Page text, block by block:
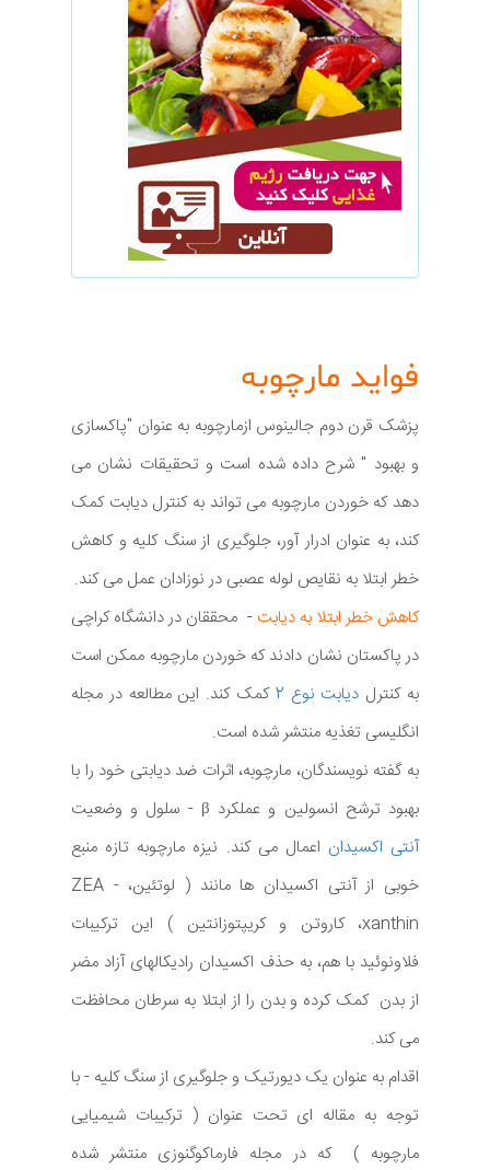
فواید مارچوبه
پزشک قرن دوم جالینوس ازمارچوبه به عنوان "پاکسازی
و بهبود " شرح داده شده است و تحقیقات نشان می
دهد که خوردن مارچوبه می تواند به کنترل دیابت کمک
کند، به عنوان ادرار آور، جلوگیری از سنگ کلیه و کاهش
خطر ابتلا به نقایص لوله عصبی در نوزادان عمل می کند.
کاهش خطر ابتلا به دیابت - محققان در دانشگاه کراچی
در پاکستان نشان دادند که خوردن مارچوبه ممکن است
به کنترل دیابت نوع 2
کمک کند. این مطالعه در مجله
انگلیسی تغذیه منتشر شده است.
به گفته نویسندگان، مارچوبه، اثرات ضد دیابتی خود را با
بهبود ترشح انسولین و عملکرد β - سلول و وضعیت
آنتی اکسیدان اعمال می کند. نیزه مارچوبه تازه منبع
خوبی از آنتی اکسیدان ها مانند ( لوتئین، ZEA -
xanthin، کاروتن و کریپتوزانتین ) این ترکیبات
فلاونوئید با هم، به حذف اکسیدان رادیکالهای آزاد مضر
از بدن کمک کرده و بدن را از ابتلا به سرطان محافظت
می کند.
اقدام به عنوان یک دیورتیک و جلوگیری از سنگ کلیه - با
توجه به مقاله ای تحت عنوان ( ترکیبات شیمیایی
مارچوبه ) که در مجله فارماکوگنوزی منتشر شده